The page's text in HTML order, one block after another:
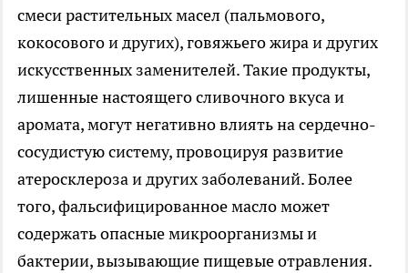
смеси растительных масел (пальмового,
кокосового и других), говяжьего жира и других
искусственных заменителей. Такие продукты,
лишенные настоящего сливочного вкуса и
аромата, могут негативно влиять на сердечно-
сосудистую систему, провоцируя развитие
атеросклероза и других заболеваний. Более
того, фальсифицированное масло может
содержать опасные микроорганизмы и
бактерии, вызывающие пищевые отравления.